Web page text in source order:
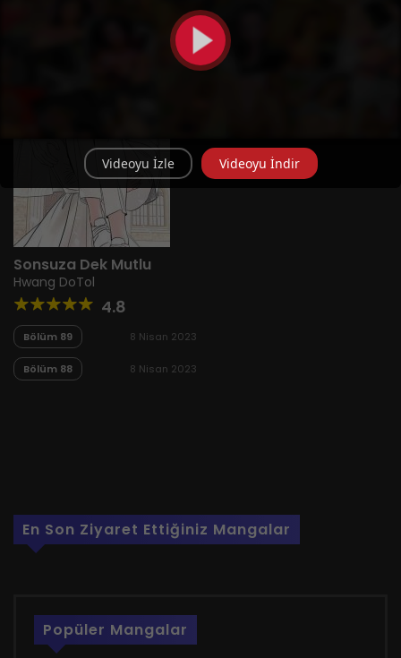
Sonsuza Dek Mutlu
Hwang DoTol
4.8
Bölüm 89 8 Nisan 2023
Bölüm 88 8 Nisan 2023
En Son Ziyaret Ettiğiniz Mangalar
Popüler Mangalar
Videoyu İzle Videoyu İndir